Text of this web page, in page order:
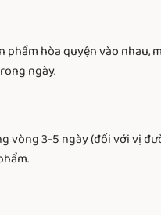
hòa quyện vào nhau,
ngày.
3-5 ngày (đối với vị